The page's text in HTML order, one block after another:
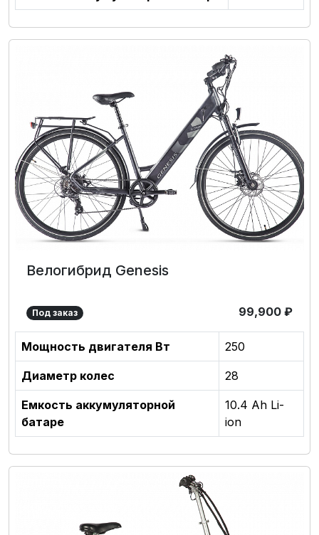
Велогибрид Genesis
Под заказ 99,900 ₽
Мощность двигателя Вт 250
Диаметр колес 28
Емкость аккумуляторной
батаре
10.4 Ah Li-
ion